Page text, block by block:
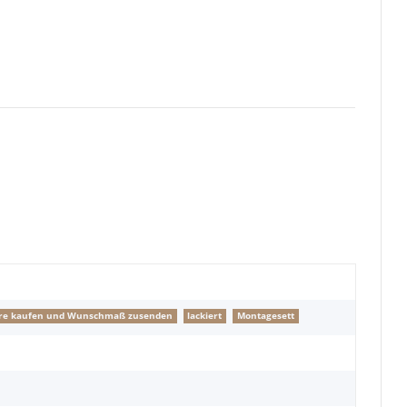
kaufen und Wunschmaß zusenden lackiert Montagesett